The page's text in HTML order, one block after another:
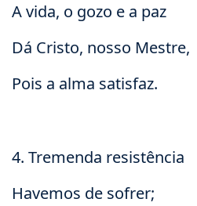
A vida, o gozo e a paz
Dá Cristo, nosso Mestre,
Pois a alma satisfaz.
4. Tremenda resistência
Havemos de sofrer;